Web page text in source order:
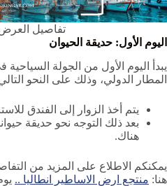
تفاصيل
اليوم الأول: حديقة الحيوان
يبدأ اليوم الأول من الجولة السياحية
المطار الدولي، وذلك على النحو
يتم أخذ الزوار إلى الفندق
بعد ذلك التوجه نحو حديقة
هناك.
يمكنكم الاطلاع على المزيد من
هنا: منتجع ارض الاساطير انطاليا ..